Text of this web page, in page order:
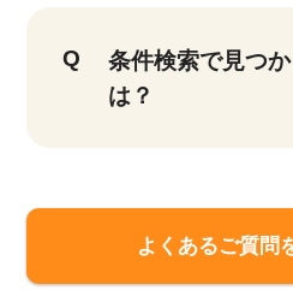
条件検索で見つ
は？
よくあるご質問